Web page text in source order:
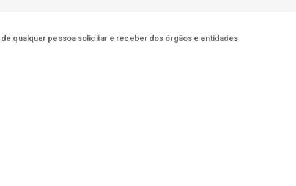
qualquer pessoa solicitar e receber dos órgãos e entidades